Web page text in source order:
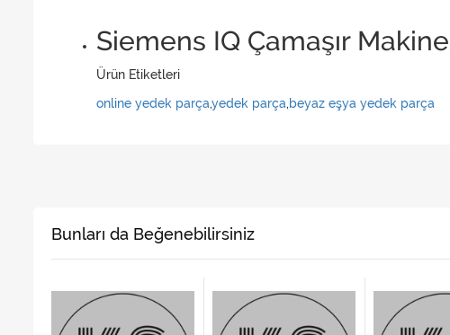
Siemens IQ Çamaşır
Ürün Etiketleri
online yedek parça,yedek parça,beyaz eşya yedek parça
Bunları da Beğenebilirsiniz